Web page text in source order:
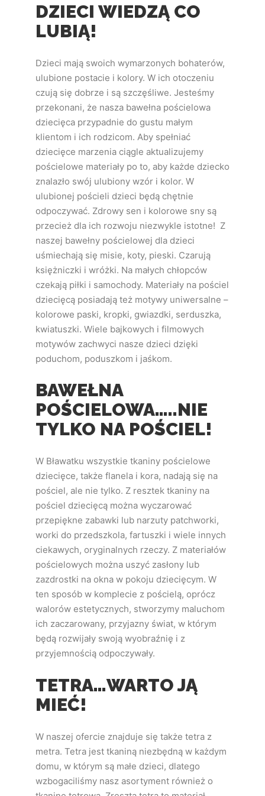
DZIECI WIEDZĄ CO
LUBIĄ!
Dzieci mają swoich wymarzonych bohaterów,
ulubione postacie i kolory. W ich otoczeniu
czują się dobrze i są szczęśliwe. Jesteśmy
przekonani, że nasza bawełna pościelowa
dziecięca przypadnie do gustu małym
klientom i ich rodzicom. Aby spełniać
dziecięce marzenia ciągle aktualizujemy
pościelowe materiały po to, aby każde dziecko
znalazło swój ulubiony wzór i kolor. W
ulubionej pościeli dzieci będą chętnie
odpoczywać. Zdrowy sen i kolorowe sny są
przecież dla ich rozwoju niezwykle istotne! Z
naszej bawełny pościelowej dla dzieci
uśmiechają się misie, koty, pieski. Czarują
księżniczki i wróżki. Na małych chłopców
czekają piłki i samochody. Materiały na pościel
dziecięcą posiadają też motywy uniwersalne –
kolorowe paski, kropki, gwiazdki, serduszka,
kwiatuszki. Wiele bajkowych i filmowych
motywów zachwyci nasze dzieci dzięki
poduchom, poduszkom i jaśkom.
BAWEŁNA
POŚCIELOWA…..NIE
TYLKO NA POŚCIEL!
W Bławatku wszystkie tkaniny pościelowe
dziecięce, także flanela i kora, nadają się na
pościel, ale nie tylko. Z resztek tkaniny na
pościel dziecięcą można wyczarować
przepiękne zabawki lub narzuty patchworki,
worki do przedszkola, fartuszki i wiele innych
ciekawych, oryginalnych rzeczy. Z materiałów
pościelowych można uszyć zasłony lub
zazdrostki na okna w pokoju dziecięcym. W
ten sposób w komplecie z pościelą, oprócz
walorów estetycznych, stworzymy maluchom
ich zaczarowany, przyjazny świat, w którym
będą rozwijały swoją wyobraźnię i z
przyjemnością odpoczywały.
TETRA…WARTO JĄ
MIEĆ!
W naszej ofercie znajduje się także tetra z
metra. Tetra jest tkaniną niezbędną w każdym
domu, w którym są małe dzieci, dlatego
wzbogaciliśmy nasz asortyment również o